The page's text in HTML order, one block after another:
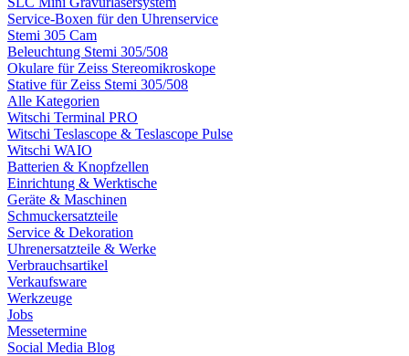
Service-Boxen für den Uhrenservice
Stemi 305 Cam
Beleuchtung Stemi 305/508
Okulare für Zeiss Stereomikroskope
Stative für Zeiss Stemi 305/508
Alle Kategorien
Witschi Terminal PRO
Witschi Teslascope & Teslascope Pulse
Witschi WAIO
Batterien & Knopfzellen
Einrichtung & Werktische
Geräte & Maschinen
Schmuckersatzteile
Service & Dekoration
Uhrenersatzteile & Werke
Verbrauchsartikel
Verkaufsware
Werkzeuge
Jobs
Messetermine
Social Media Blog